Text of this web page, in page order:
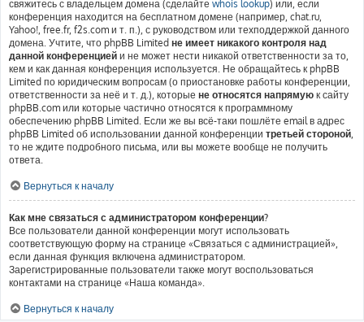
свяжитесь с владельцем домена (сделайте whois lookup) или, если
конференция находится на бесплатном домене (например, chat.ru,
Yahoo!, free.fr, f2s.com и т. п.), с руководством или техподдержкой данного
домена. Учтите, что phpBB Limited не имеет никакого контроля над
данной конференцией и не может нести никакой ответственности за то,
кем и как данная конференция используется. Не обращайтесь к phpBB
Limited по юридическим вопросам (о приостановке работы конференции,
ответственности за неё и т. д.), которые не относятся напрямую к сайту
phpBB.com или которые частично относятся к программному
обеспечению phpBB Limited. Если же вы всё-таки пошлёте email в адрес
phpBB Limited об использовании данной конференции третьей стороной,
то не ждите подробного письма, или вы можете вообще не получить
ответа.
Вернуться к началу
Как мне связаться с администратором конференции?
Все пользователи данной конференции могут использовать
соответствующую форму на странице «Связаться с администрацией»,
если данная функция включена администратором.
Зарегистрированные пользователи также могут воспользоваться
контактами на странице «Наша команда».
Вернуться к началу